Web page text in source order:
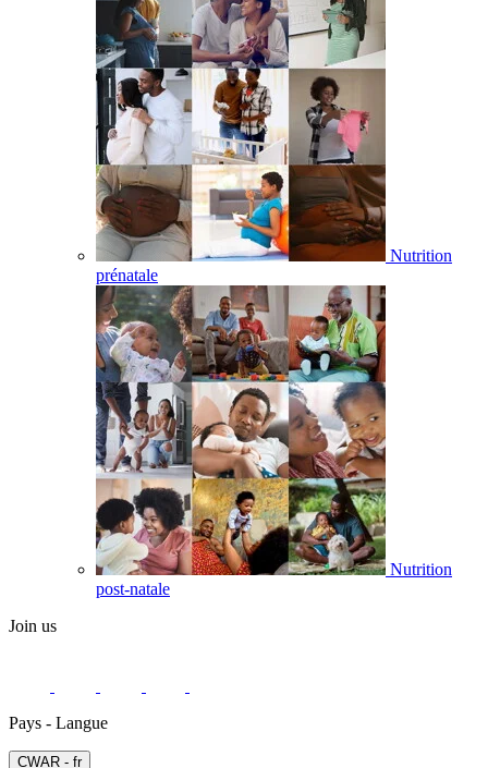
Nutrition
prénatale
Nutrition
post-natale
Join us
Pays - Langue
СWAR - fr